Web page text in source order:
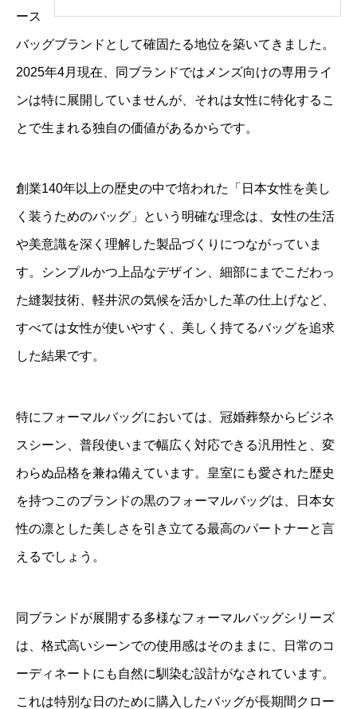
ース
バッグブランドとして確固たる地位を築いてきました。
2025年4月現在、同ブランドではメンズ向けの専用ライ
ンは特に展開していませんが、それは女性に特化するこ
とで生まれる独自の価値があるからです。
創業140年以上の歴史の中で培われた「日本女性を美し
く装うためのバッグ」という明確な理念は、女性の生活
や美意識を深く理解した製品づくりにつながっていま
す。シンプルかつ上品なデザイン、細部にまでこだわっ
た縫製技術、軽井沢の気候を活かした革の仕上げなど、
すべては女性が使いやすく、美しく持てるバッグを追求
した結果です。
特にフォーマルバッグにおいては、冠婚葬祭からビジネ
スシーン、普段使いまで幅広く対応できる汎用性と、変
わらぬ品格を兼ね備えています。皇室にも愛された歴史
を持つこのブランドの黒のフォーマルバッグは、日本女
性の凛とした美しさを引き立てる最高のパートナーと言
えるでしょう。
同ブランドが展開する多様なフォーマルバッグシリーズ
は、格式高いシーンでの使用感はそのままに、日常のコ
ーディネートにも自然に馴染む設計がなされています。
これは特別な日のために購入したバッグが長期間クロー